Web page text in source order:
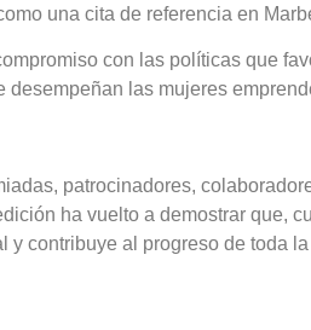
una cita de referencia en
con las políticas que
las mujeres
patrocinadores,
ha vuelto a demostrar que,
y contribuye al progreso de toda